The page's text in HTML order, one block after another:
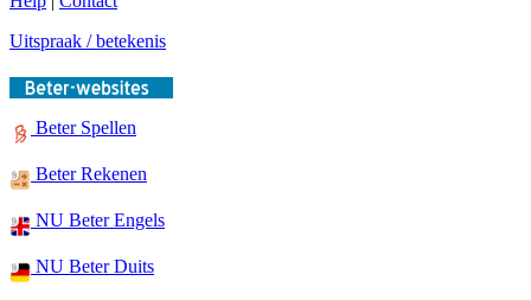
Uitspraak / betekenis
Beter Spellen
Beter Rekenen
NU Beter Engels
NU Beter Duits